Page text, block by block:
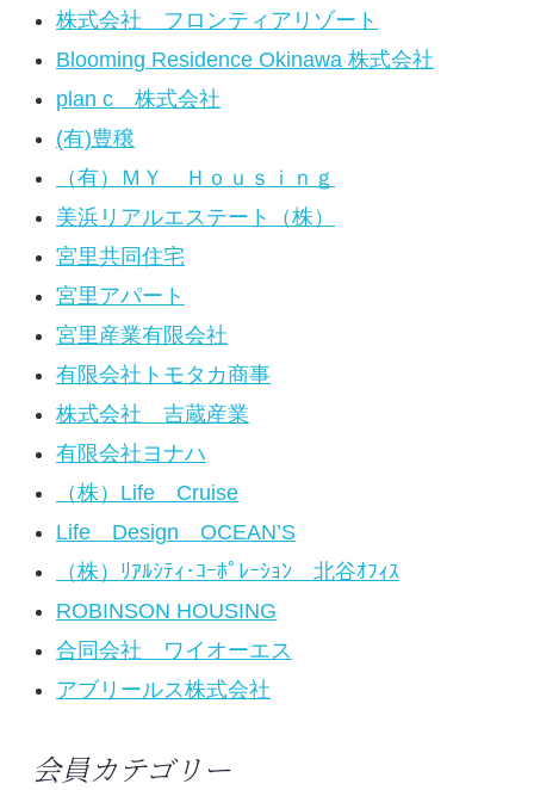
株式会社 フロンティアリゾート
Blooming Residence Okinawa 株式会社
plan c 株式会社
(有)豊穣
（有）ＭＹ Ｈｏｕｓｉｎｇ
美浜リアルエステート（株）
宮里共同住宅
宮里アパート
宮里産業有限会社
有限会社トモタカ商事
株式会社 吉蔵産業
有限会社ヨナハ
（株）Life Cruise
Life Design OCEAN’S
（株）ﾘｱﾙｼﾃｨ･ｺｰﾎﾟﾚｰｼｮﾝ 北谷ｵﾌｨｽ
ROBINSON HOUSING
合同会社 ワイオーエス
アブリールス株式会社
会員カテゴリー